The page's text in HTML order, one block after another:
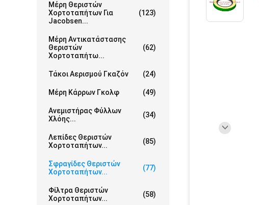
Μέρη Θεριστών
Χορτοταπήτων Για
Jacobsen...
(123)
Μέρη Αντικατάστασης
Θεριστών
Χορτοταπήτω...
(62)
Τάκοι Αερισμού Γκαζόν (24)
Μέρη Κάρρων Γκολφ (49)
Ανεμιστήρας Φύλλων
Χλόης...
(34)
Λεπίδες Θεριστών
Χορτοταπήτων...
(85)
Σφραγίδες Θεριστών
Χορτοταπήτων...
(77)
Φίλτρα Θεριστών
Χορτοταπήτων...
(58)